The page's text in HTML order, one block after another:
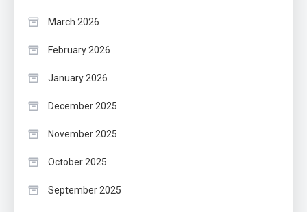
March 2026
February 2026
January 2026
December 2025
November 2025
October 2025
September 2025